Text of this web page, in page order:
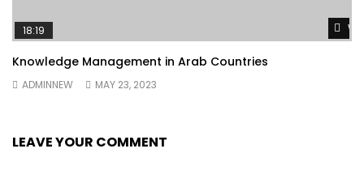
18:19
Knowledge Management in Arab Countries
ADMINNEW MAY 23, 2023
LEAVE YOUR COMMENT